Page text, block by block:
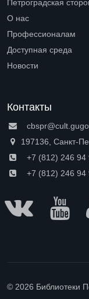
Петроградская
О нас
Профессионалам
Доступная среда
Новости
Контакты
197136, Санкт-
+7 (812) 246 94
+7 (812) 246 94
© 2026 Библиотеки